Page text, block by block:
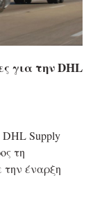
για την DHL
DHL Supply
τη
έναρξη